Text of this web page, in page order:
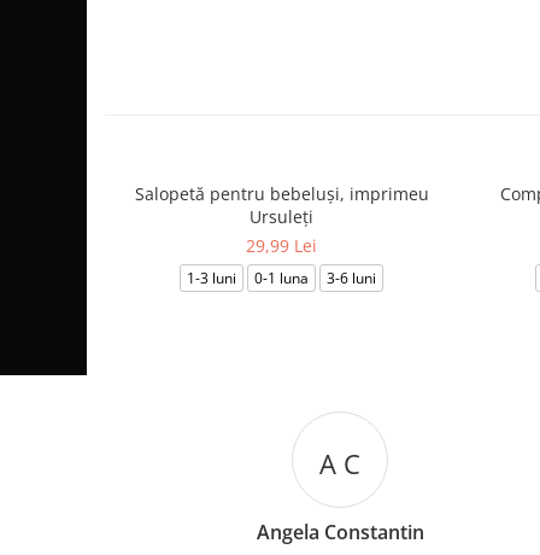
Salopetă pentru bebeluși, imprimeu
Ursuleți
29,99 Lei
1-3 luni 0-1 luna 3-6 luni